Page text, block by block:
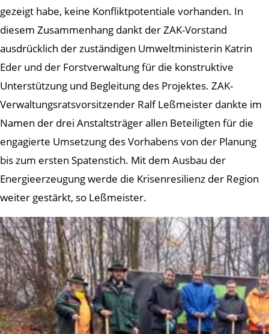
gezeigt habe, keine Konfliktpotentiale vorhanden. In
diesem Zusammenhang dankt der ZAK-Vorstand
ausdrücklich der zuständigen Umweltministerin Katrin
Eder und der Forstverwaltung für die konstruktive
Unterstützung und Begleitung des Projektes. ZAK-
Verwaltungsratsvorsitzender Ralf Leßmeister dankte im
Namen der drei Anstaltsträger allen Beteiligten für die
engagierte Umsetzung des Vorhabens von der Planung
bis zum ersten Spatenstich. Mit dem Ausbau der
Energieerzeugung werde die Krisenresilienz der Region
weiter gestärkt, so Leßmeister.